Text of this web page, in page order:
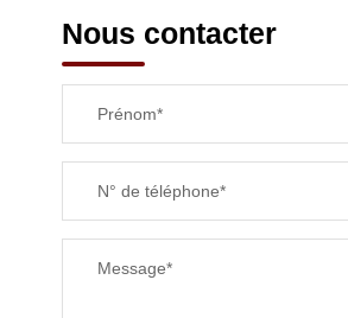
Nous contacter
Prénom*
N° de téléphone*
Message*